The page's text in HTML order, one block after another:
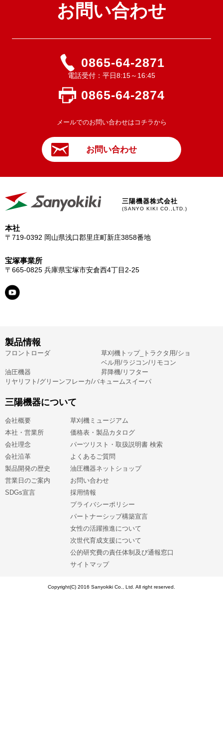
お問い合わせ
0865-64-2871
電話受付：平日8:15～16:45
0865-64-2874
メールでのお問い合わせはコチラから
お問い合わせ
三陽機器株式会社
(SANYO KIKI CO.,LTD.)
本社
〒719-0392 岡山県浅口郡里庄町新庄3858番地
宝塚事業所
〒665-0825 兵庫県宝塚市安倉西4丁目2-25
製品情報
フロントローダ
草刈機トップ_トラクタ用/ショ
ベル用/ラジコン/リモコン
油圧機器
昇降機/リフター
リヤリフト/グリーンフレーカ/バキュームスイーパ
三陽機器について
会社概要
本社・営業所
会社理念
会社沿革
製品開発の歴史
営業日のご案内
SDGs宣言
草刈機ミュージアム
価格表・製品カタログ
パーツリスト・取扱説明書 検索
よくあるご質問
油圧機器ネットショップ
お問い合わせ
採用情報
プライバシーポリシー
パートナーシップ構築宣言
女性の活躍推進について
次世代育成支援について
公的研究費の責任体制及び通報窓口
サイトマップ
Copyright(C) 2016 Sanyokiki Co., Ltd. All right reserved.